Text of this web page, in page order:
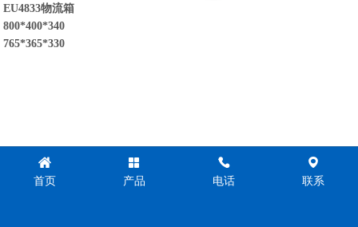
EU4833物流箱
800*400*340
765*365*330
首页 产品 电话 联系